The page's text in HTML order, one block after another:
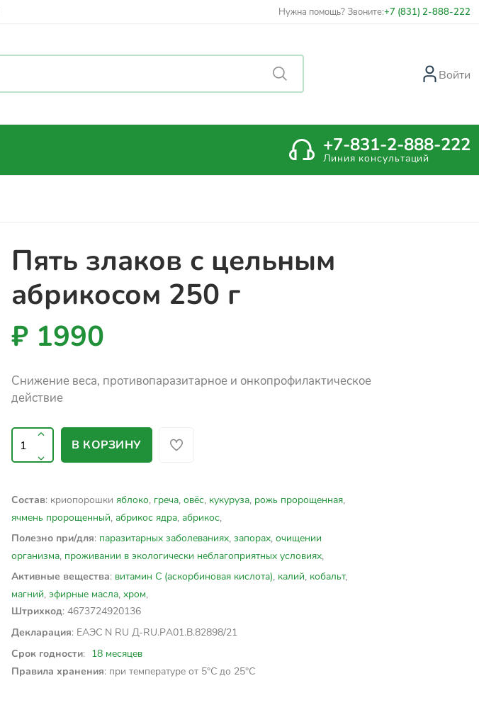
Нужна помощь? Звоните:+7 (831) 2-888-222
Войти
+7-831-2-888-222
Линия консультаций
Пять злаков с цельным
абрикосом 250 г
₽ 1990
Снижение веса, противопаразитарное и онкопрофилактическое
действие
В КОРЗИНУ
Состав: криопорошки яблоко, греча, овёс, кукуруза, рожь пророщенная,
ячмень пророщенный, абрикос ядра, абрикос,
Полезно при/для: паразитарных заболеваниях, запорах, очищении
организма, проживании в экологически неблагоприятных условиях,
Активные вещества: витамин С (аскорбиновая кислота), калий, кобальт,
магний, эфирные масла, хром,
Штрихкод: 4673724920136
Декларация: ЕАЭС N RU Д-RU.PА01.В.82898/21
Срок годности: 18 месяцев
Правила хранения: при температуре от 5°C до 25°C